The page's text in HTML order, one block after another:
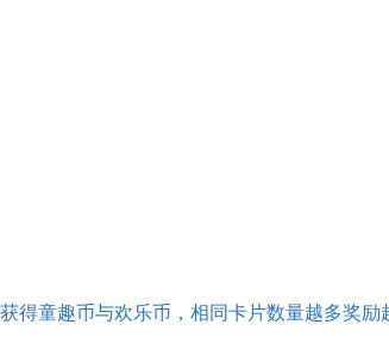
得童趣币与欢乐币，相同卡片数量越多奖励